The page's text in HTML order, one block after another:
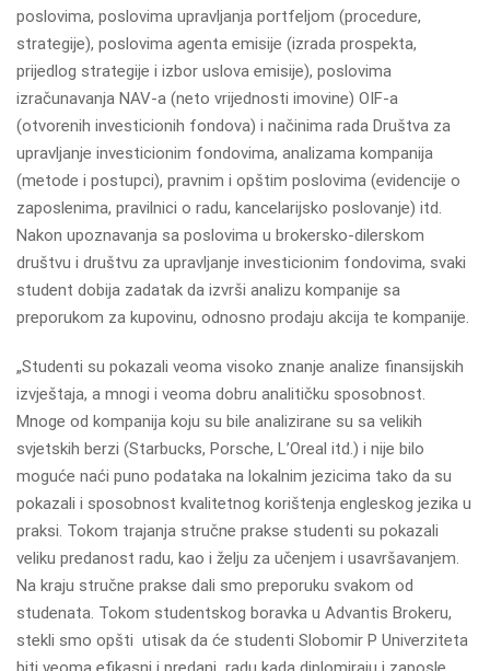
poslovima, poslovima upravljanja portfeljom (procedure,
strategije), poslovima agenta emisije (izrada prospekta,
prijedlog strategije i izbor uslova emisije), poslovima
izračunavanja NAV-a (neto vrijednosti imovine) OIF-a
(otvorenih investicionih fondova) i načinima rada Društva za
upravljanje investicionim fondovima, analizama kompanija
(metode i postupci), pravnim i opštim poslovima (evidencije o
zaposlenima, pravilnici o radu, kancelarijsko poslovanje) itd.
Nakon upoznavanja sa poslovima u brokersko-dilerskom
društvu i društvu za upravljanje investicionim fondovima, svaki
student dobija zadatak da izvrši analizu kompanije sa
preporukom za kupovinu, odnosno prodaju akcija te kompanije.
„Studenti su pokazali veoma visoko znanje analize finansijskih
izvještaja, a mnogi i veoma dobru analitičku sposobnost.
Mnoge od kompanija koju su bile analizirane su sa velikih
svjetskih berzi (Starbucks, Porsche, L’Oreal itd.) i nije bilo
moguće naći puno podataka na lokalnim jezicima tako da su
pokazali i sposobnost kvalitetnog korištenja engleskog jezika u
praksi. Tokom trajanja stručne prakse studenti su pokazali
veliku predanost radu, kao i želju za učenjem i usavršavanjem.
Na kraju stručne prakse dali smo preporuku svakom od
studenata. Tokom studentskog boravka u Advantis Brokeru,
stekli smo opšti utisak da će studenti Slobomir P Univerziteta